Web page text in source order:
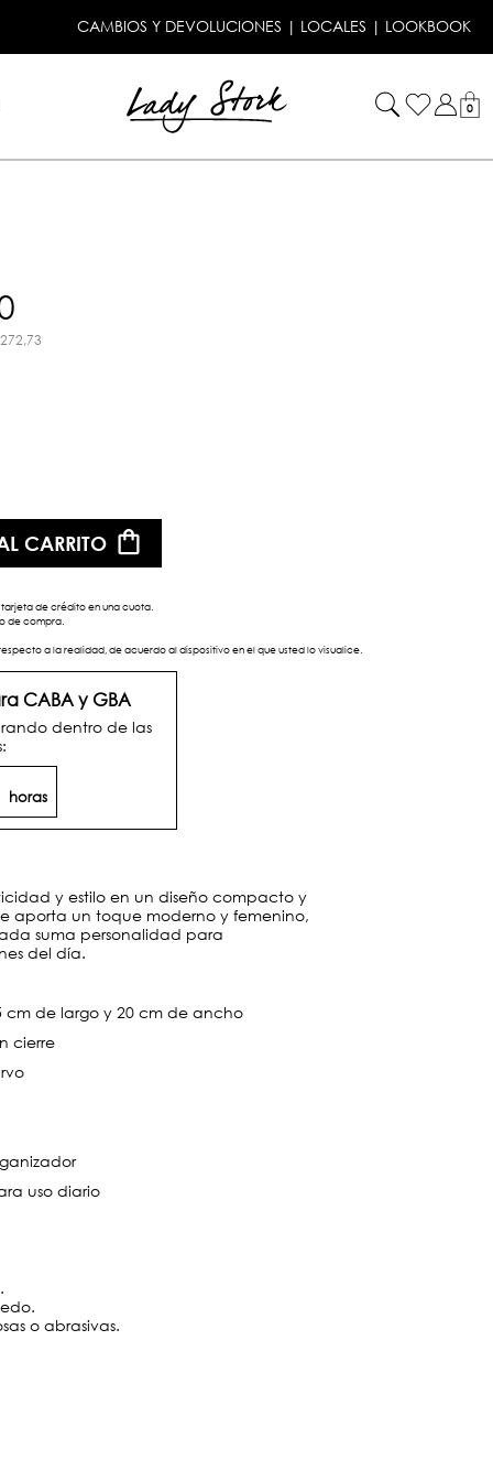
CAMBIOS Y DEVOLUCIONES | LOCALES | LOOKBOOK
0
CARRITO
de crédito en una cuota.
de compra.
a la realidad, de acuerdo al dispositivo en el que usted lo visualice.
CABA y GBA
dentro de las
horas
y estilo en un diseño compacto y
aporta un toque moderno y femenino,
suma personalidad para
del día.
cm de largo y 20 cm de ancho
cierre
uso diario
o abrasivas.